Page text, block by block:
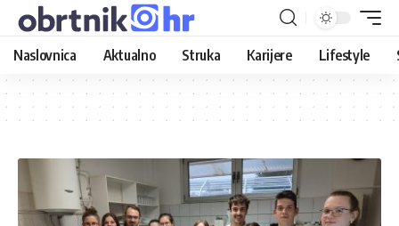
Naslovnica Aktualno Struka Karijere Lifestyle